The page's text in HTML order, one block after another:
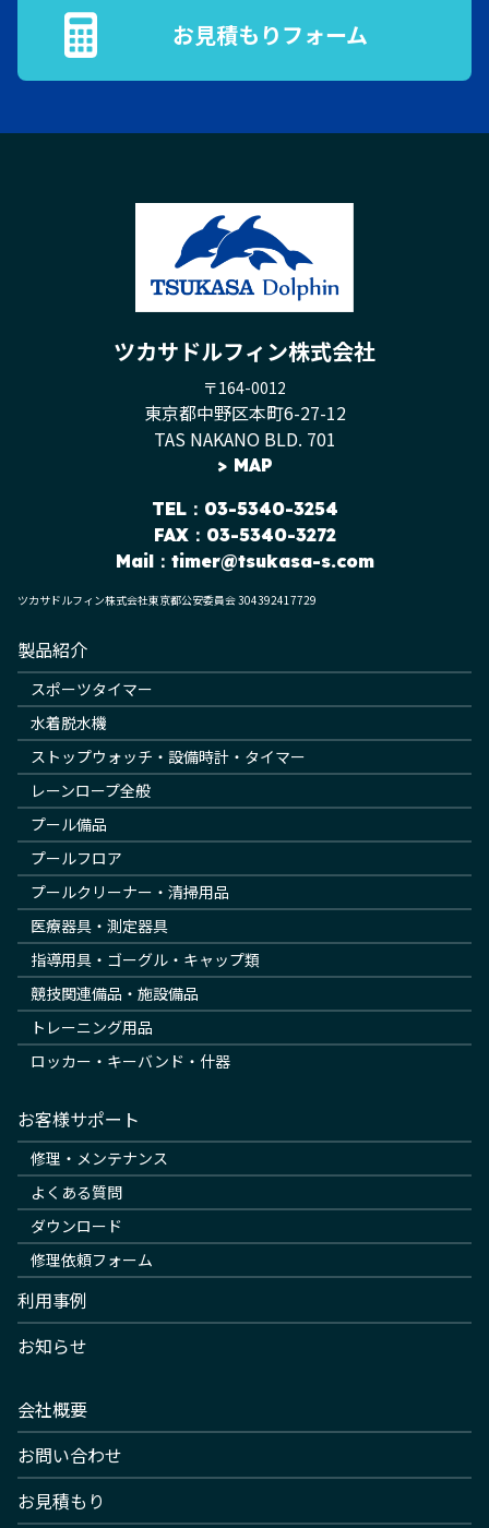
お見積もりフォーム
ツカサドルフィン株式会社
〒164-0012
東京都中野区本町6-27-12
TAS NAKANO BLD. 701
> MAP
TEL：03-5340-3254
FAX：03-5340-3272
Mail： timer@tsukasa-s.com
ツカサドルフィン株式会社東京都公安委員会 304392417729
製品紹介
スポーツタイマー
水着脱水機
ストップウォッチ・設備時計・タイマー
レーンロープ全般
プール備品
プールフロア
プールクリーナー・清掃用品
医療器具・測定器具
指導用具・ゴーグル・キャップ類
競技関連備品・施設備品
トレーニング用品
ロッカー・キーバンド・什器
お客様サポート
修理・メンテナンス
よくある質問
ダウンロード
修理依頼フォーム
利用事例
お知らせ
会社概要
お問い合わせ
お見積もり